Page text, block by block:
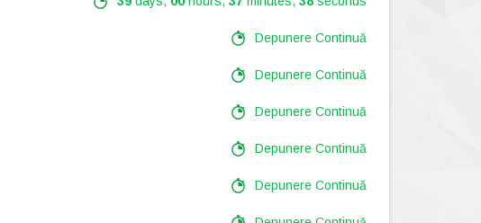
Depunere Continuă
Depunere Continuă
Depunere Continuă
Depunere Continuă
Depunere Continuă